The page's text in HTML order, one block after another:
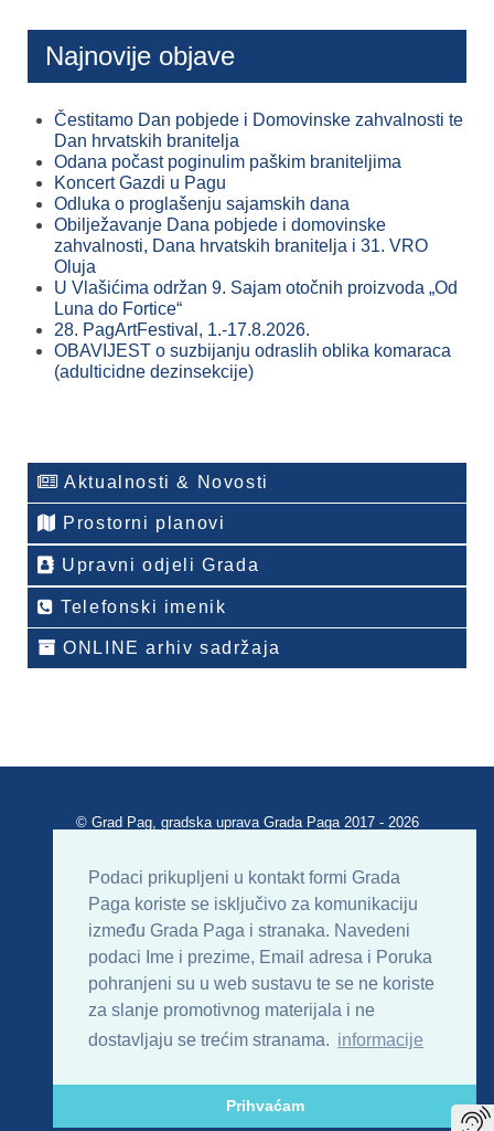
Podaci prikupljeni u kontakt formi Grada
Paga koriste se isključivo za komunikaciju
između Grada Paga i stranaka. Navedeni
podaci Ime i prezime, Email adresa i Poruka
pohranjeni su u web sustavu te se ne koriste
za slanje promotivnog materijala i ne
dostavljaju se trećim stranama. informacije
Prihvaćam
Najnovije objave
Čestitamo Dan pobjede i Domovinske zahvalnosti te
Dan hrvatskih branitelja
Odana počast poginulim paškim braniteljima
Koncert Gazdi u Pagu
Odluka o proglašenju sajamskih dana
Obilježavanje Dana pobjede i domovinske
zahvalnosti, Dana hrvatskih branitelja i 31. VRO
Oluja
U Vlašićima održan 9. Sajam otočnih proizvoda „Od
Luna do Fortice“
28. PagArtFestival, 1.-17.8.2026.
OBAVIJEST o suzbijanju odraslih oblika komaraca
(adulticidne dezinsekcije)
Aktualnosti & Novosti
Prostorni planovi
Upravni odjeli Grada
Telefonski imenik
ONLINE arhiv sadržaja
© Grad Pag, gradska uprava Grada Paga 2017 - 2026
Uvjeti korištenja Impressum
Kontakt
Sitemap
RSS